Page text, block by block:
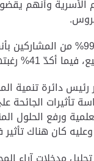
الطبية ومساعدة كبار السن.
دائرة تنمية
تأثيرات الجائحة
ورفع
كان هناك